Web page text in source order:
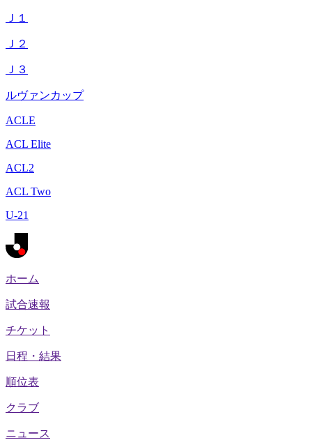
Ｊ１
Ｊ２
Ｊ３
ルヴァンカップ
ACLE
ACL Elite
ACL2
ACL Two
U-21
ホーム
試合速報
チケット
日程・結果
順位表
クラブ
ニュース